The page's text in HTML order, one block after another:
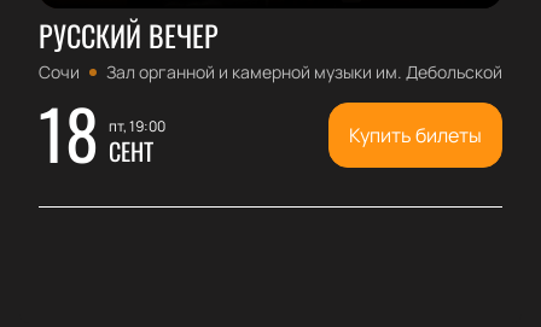
РУССКИЙ ВЕЧЕР
Сочи Зал органной и камерной музыки им. Дебольской
18 пт, 19:00
СЕНТ Купить билеты